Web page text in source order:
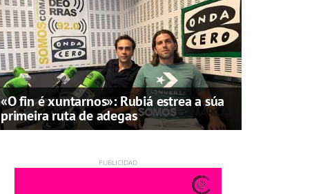
«O fin é xuntarnos»: Rubiá estrea a súa
primeira ruta de adegas